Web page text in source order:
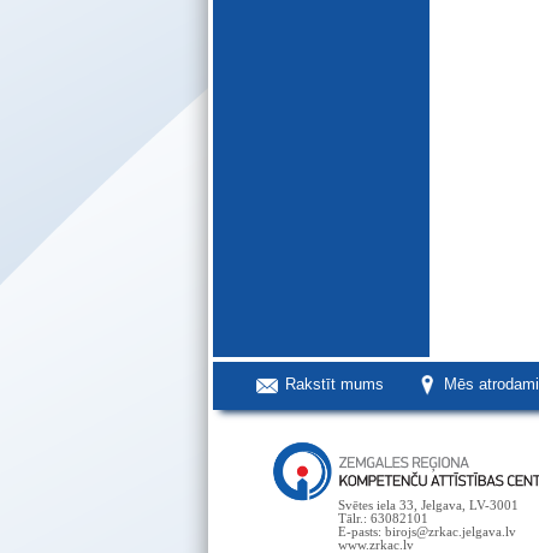
Rakstīt mums Mēs
Svētes iela 33, Jelgava, LV-3001
Tālr.: 63082101
E-pasts: birojs@zrkac.jelgava.lv
www.zrkac.lv